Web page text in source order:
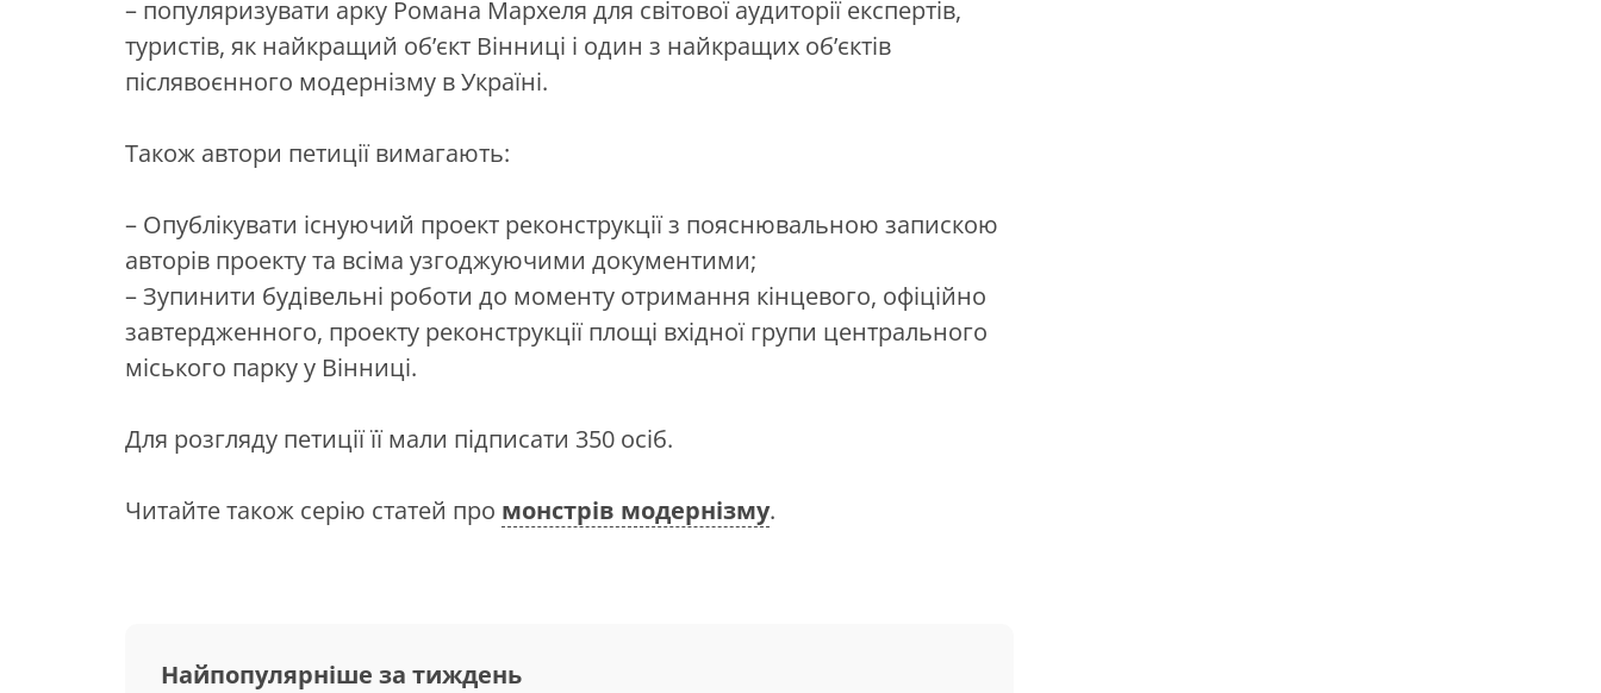
– популяризувати арку Романа Мархеля для світової аудиторії експертів,
туристів, як найкращий об’єкт Вінниці і один з найкращих об’єктів
післявоєнного модернізму в Україні.
Також автори петиції вимагають:
– Опублікувати існуючий проект реконструкції з пояснювальною запискою
авторів проекту та всіма узгоджуючими документими;
– Зупинити будівельні роботи до моменту отримання кінцевого, офіційно
завтердженного, проекту реконструкції площі вхiдної групи центрального
міського парку у Вінниці.
Для розгляду петиції її мали підписати 350 осіб.
Читайте також серію статей про монстрів модернізму.
Найпопулярніше за тиждень